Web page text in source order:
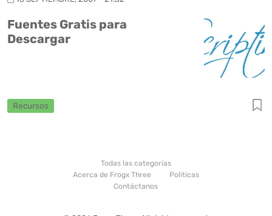
Fuentes Gratis para
Descargar
Recursos
Todas las categorías
Acerca de Frogx Three
Politicas
Contáctanos